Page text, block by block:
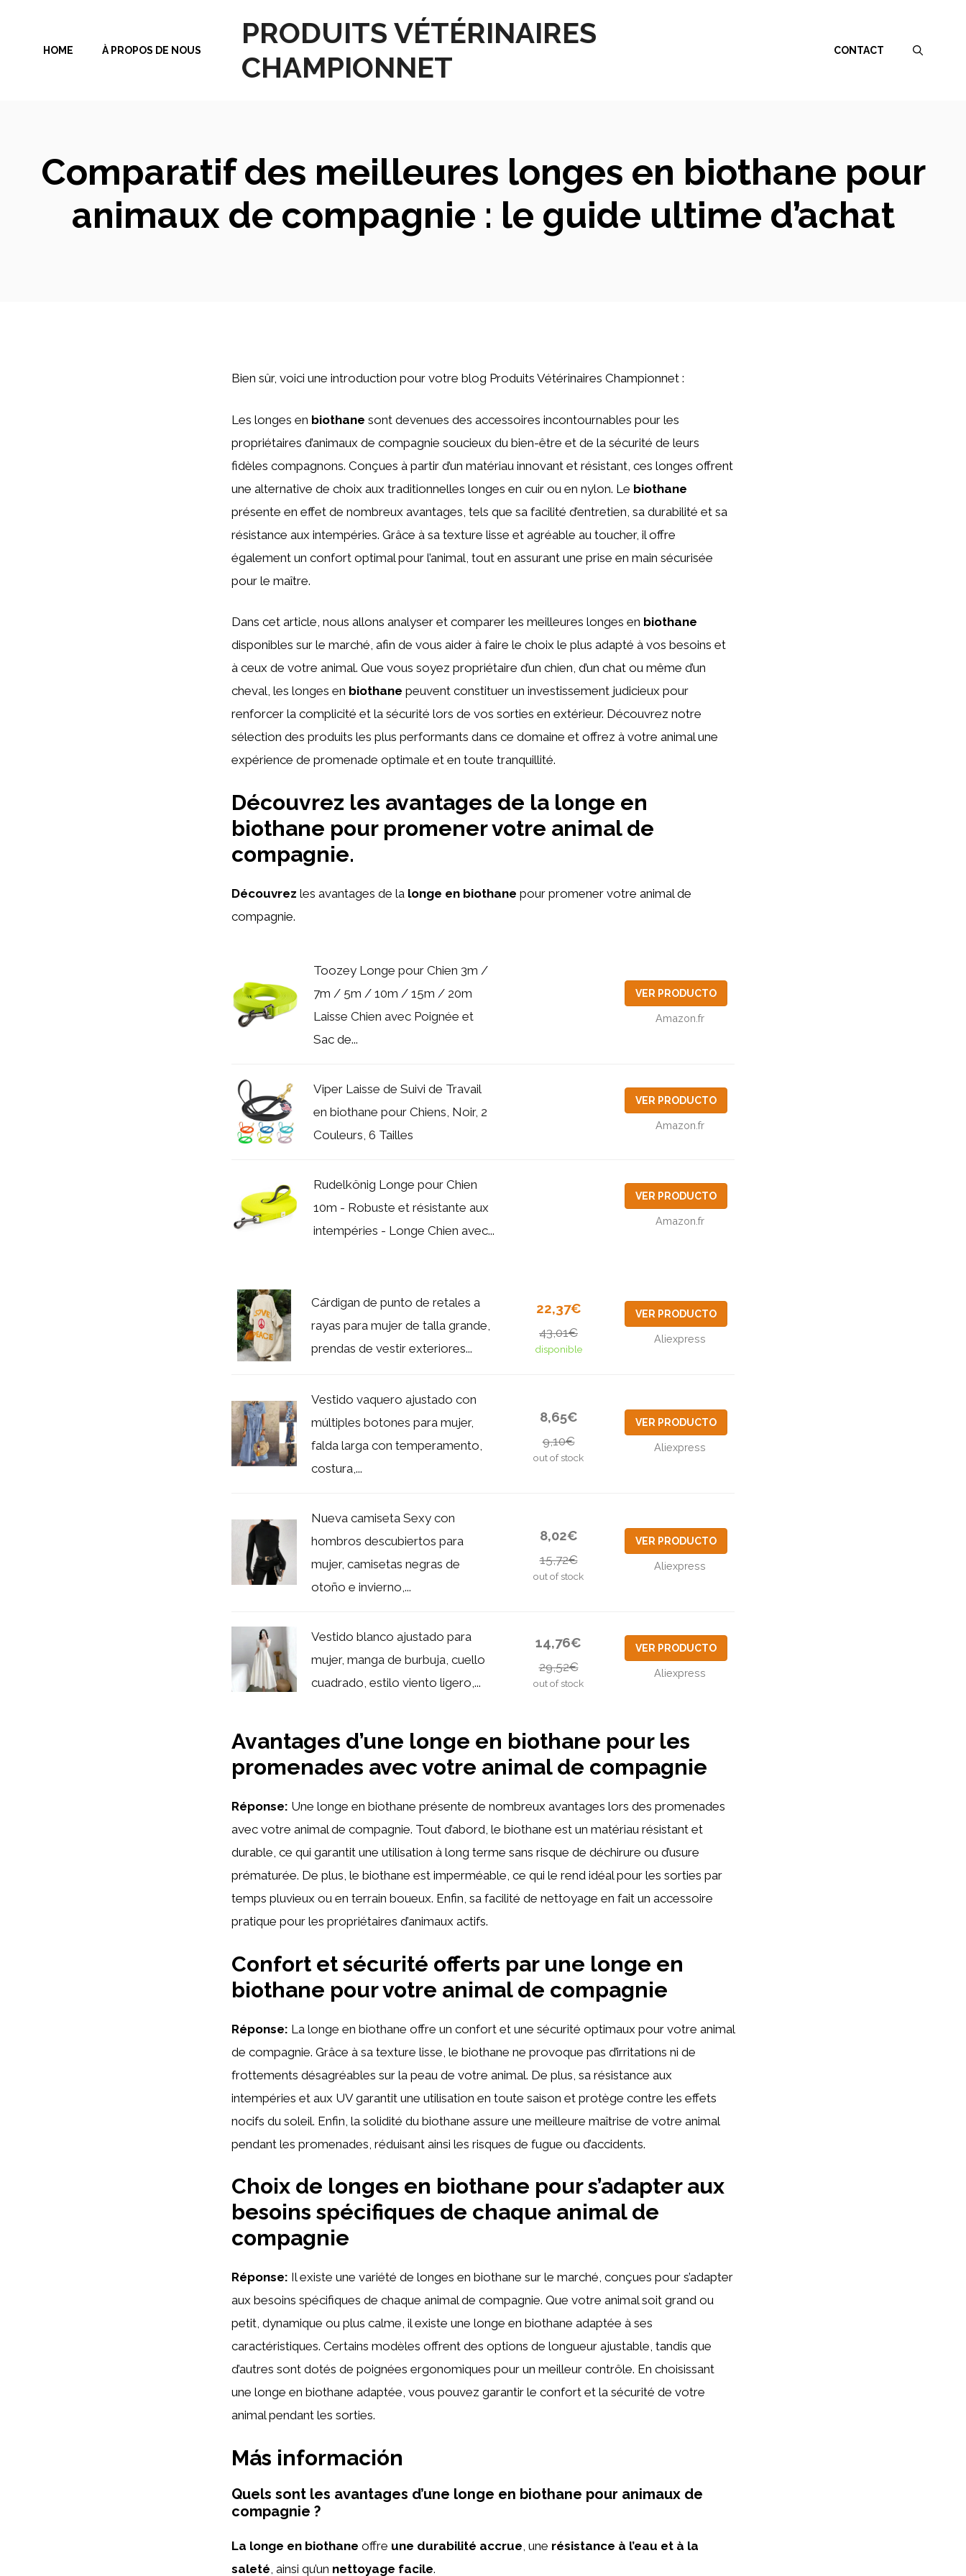
contenu
PRODUITS VÉTÉRINAIRES
CHAMPIONNET
HOME À PROPOS DE NOUS CONTACT
Comparatif des meilleures longes en biothane pour
animaux de compagnie : le guide ultime d’achat
Bien sûr, voici une introduction pour votre blog Produits Vétérinaires Championnet :
Les longes en biothane sont devenues des accessoires incontournables pour les
propriétaires d’animaux de compagnie soucieux du bien-être et de la sécurité de leurs
fidèles compagnons. Conçues à partir d’un matériau innovant et résistant, ces longes offrent
une alternative de choix aux traditionnelles longes en cuir ou en nylon. Le biothane
présente en effet de nombreux avantages, tels que sa facilité d’entretien, sa durabilité et sa
résistance aux intempéries. Grâce à sa texture lisse et agréable au toucher, il offre
également un confort optimal pour l’animal, tout en assurant une prise en main sécurisée
pour le maître.
Dans cet article, nous allons analyser et comparer les meilleures longes en biothane
disponibles sur le marché, afin de vous aider à faire le choix le plus adapté à vos besoins et
à ceux de votre animal. Que vous soyez propriétaire d’un chien, d’un chat ou même d’un
cheval, les longes en biothane peuvent constituer un investissement judicieux pour
renforcer la complicité et la sécurité lors de vos sorties en extérieur. Découvrez notre
sélection des produits les plus performants dans ce domaine et offrez à votre animal une
expérience de promenade optimale et en toute tranquillité.
Découvrez les avantages de la longe en
biothane pour promener votre animal de
compagnie.
Découvrez les avantages de la longe en biothane pour promener votre animal de
compagnie.
Toozey Longe pour Chien 3m /
7m / 5m / 10m / 15m / 20m
Laisse Chien avec Poignée et
Sac de...
VER PRODUCTO
Amazon.fr
Viper Laisse de Suivi de Travail
en biothane pour Chiens, Noir, 2
Couleurs, 6 Tailles
VER PRODUCTO
Amazon.fr
Rudelkönig Longe pour Chien
10m - Robuste et résistante aux
intempéries - Longe Chien avec...
VER PRODUCTO
Amazon.fr
Cárdigan de punto de retales a
rayas para mujer de talla grande,
prendas de vestir exteriores...
22,37€
43,01€
disponible
VER PRODUCTO
Aliexpress
Vestido vaquero ajustado con
múltiples botones para mujer,
falda larga con temperamento,
costura,...
8,65€
9,10€
out of stock
VER PRODUCTO
Aliexpress
Nueva camiseta Sexy con
hombros descubiertos para
mujer, camisetas negras de
otoño e invierno,...
8,02€
15,72€
out of stock
VER PRODUCTO
Aliexpress
Vestido blanco ajustado para
mujer, manga de burbuja, cuello
cuadrado, estilo viento ligero,...
14,76€
29,52€
out of stock
VER PRODUCTO
Aliexpress
Avantages d’une longe en biothane pour les
promenades avec votre animal de compagnie
Réponse: Une longe en biothane présente de nombreux avantages lors des promenades
avec votre animal de compagnie. Tout d’abord, le biothane est un matériau résistant et
durable, ce qui garantit une utilisation à long terme sans risque de déchirure ou d’usure
prématurée. De plus, le biothane est imperméable, ce qui le rend idéal pour les sorties par
temps pluvieux ou en terrain boueux. Enfin, sa facilité de nettoyage en fait un accessoire
pratique pour les propriétaires d’animaux actifs.
Confort et sécurité offerts par une longe en
biothane pour votre animal de compagnie
Réponse: La longe en biothane offre un confort et une sécurité optimaux pour votre animal
de compagnie. Grâce à sa texture lisse, le biothane ne provoque pas d’irritations ni de
frottements désagréables sur la peau de votre animal. De plus, sa résistance aux
intempéries et aux UV garantit une utilisation en toute saison et protège contre les effets
nocifs du soleil. Enfin, la solidité du biothane assure une meilleure maîtrise de votre animal
pendant les promenades, réduisant ainsi les risques de fugue ou d’accidents.
Choix de longes en biothane pour s’adapter aux
besoins spécifiques de chaque animal de
compagnie
Réponse: Il existe une variété de longes en biothane sur le marché, conçues pour s’adapter
aux besoins spécifiques de chaque animal de compagnie. Que votre animal soit grand ou
petit, dynamique ou plus calme, il existe une longe en biothane adaptée à ses
caractéristiques. Certains modèles offrent des options de longueur ajustable, tandis que
d’autres sont dotés de poignées ergonomiques pour un meilleur contrôle. En choisissant
une longe en biothane adaptée, vous pouvez garantir le confort et la sécurité de votre
animal pendant les sorties.
Más información
Quels sont les avantages d’une longe en biothane pour animaux de
compagnie ?
La longe en biothane offre une durabilité accrue , une résistance à l’eau et à la
saleté , ainsi qu’un nettoyage facile.